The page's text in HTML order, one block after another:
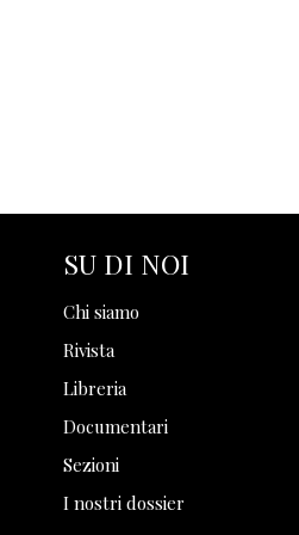
SU DI NOI
Chi siamo
Rivista
Libreria
Documentari
Sezioni
I nostri dossier